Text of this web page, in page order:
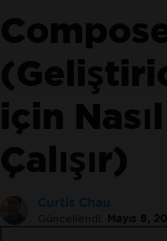
için Nasıl
Çalışır)
Güncellendi:
Mayıs 8,
IronPDF'yi
katılın